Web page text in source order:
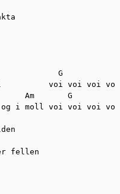
G            C
Am       G
i moll voi voi voi
fellen